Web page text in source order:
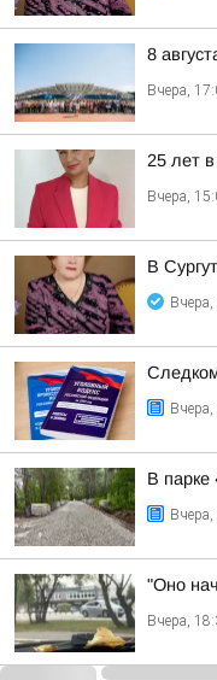
8
Вчера,
25 лет
Вчера,
В
В парке
"Оно
Вчера,